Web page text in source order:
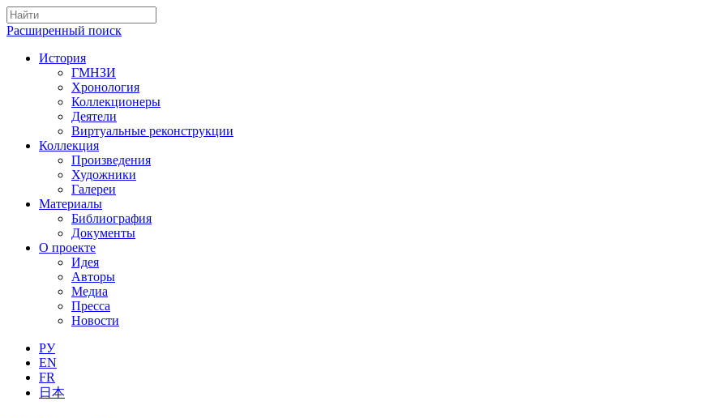
Расширенный поиск
История
ГМНЗИ
Хронология
Коллекционеры
Деятели
Виртуальные реконструкции
Коллекция
Произведения
Художники
Галереи
Материалы
Библиография
Документы
О проекте
Идея
Авторы
Медиа
Пресса
Новости
РУ
EN
FR
日本